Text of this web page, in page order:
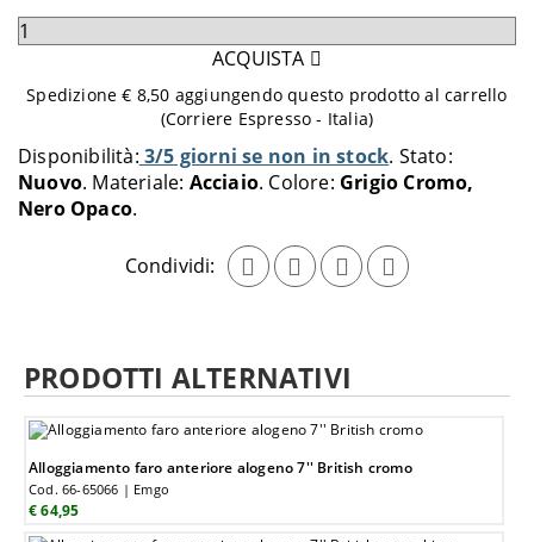
Disponibilità: 3/5 giorni se non in stock Stato:
Nuovo Materiale: Acciaio Colore: Grigio Cromo,
Nero Opaco
Condividi:
Seleziona
aggiungere
carrello
ACQUISTA
Spedizione € 8,50 aggiungendo questo prodotto al carrello
(Corriere Espresso - Italia)
PRODOTTI ALTERNATIVI
Alloggiamento faro anteriore alogeno 7'' British cromo
Cod. 66-65066 | Emgo
€ 64,95